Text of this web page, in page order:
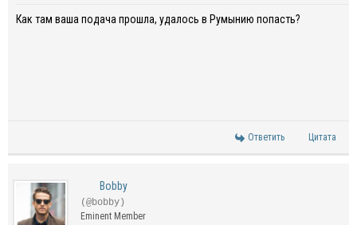
Как там ваша подача прошла, удалось в Румынию попасть?
Ответить Цитата
Bobby
(@bobby)
Eminent Member